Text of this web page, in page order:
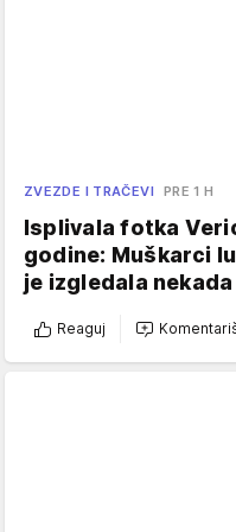
ZVEZDE I TRAČEVI PRE 1 H
Isplivala fotka
godine: Muškarci
je izgledala
Reaguj